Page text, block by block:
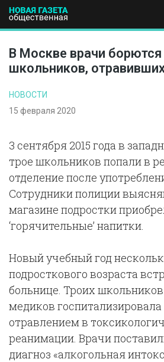
ПОЛИТИКА
В Москве врачи
школьников,
НОВОСТИ
15 февраля 2020
3 сентября 2015 года в
трое школьников попали в
отделение после
Сотрудники полиции
магазине подростки
‘горячительные’ напитки.
Новый учебный год
подросткового возраста
больнице. Троих
медиков
отравлением в
реанимации. Врачи
диагноз «алкогольная